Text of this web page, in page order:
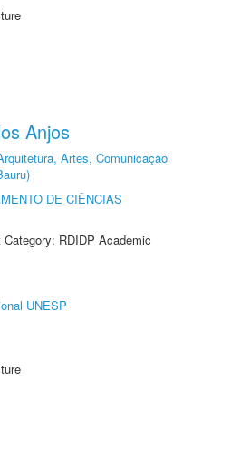
Anjos
Artes, Comunicação
DE CIÊNCIAS
RDIDP Academic
UNESP